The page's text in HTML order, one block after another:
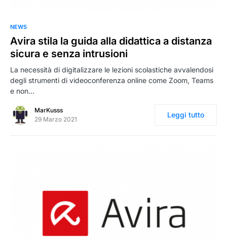
NEWS
Avira stila la guida alla didattica a distanza
sicura e senza intrusioni
La necessità di digitalizzare le lezioni scolastiche avvalendosi
degli strumenti di videoconferenza online come Zoom, Teams
e non…
MarKusss
29 Marzo 2021
Leggi tutto